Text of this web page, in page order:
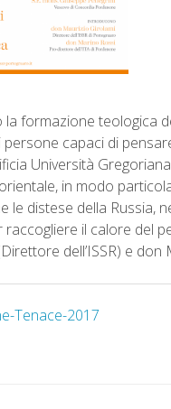
formazione teologica
capaci di
Università
in modo
le distese della Russia,
il calore del
dell’ISSR) e don
Tenace-2017